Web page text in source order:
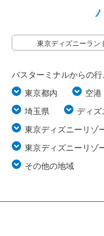
東京ディズニーラン
バスターミナルからの行
東京都内
空港
埼玉県
ディ
東京ディズニーリゾ
東京ディズニーリゾ
その他の地域